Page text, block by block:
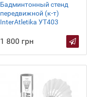
Бадминтонный стенд
передвижной (к-т)
InterAtletika УТ403
1 800 грн